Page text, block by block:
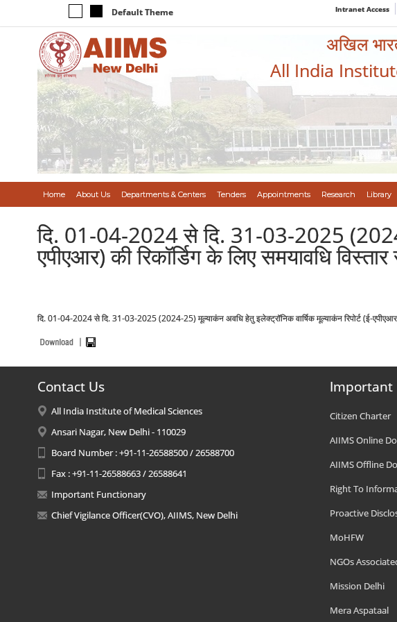
Default Theme Intranet Access
अखिल
All India
Home About Us Departments & Centers Tenders Appointments Research Library
दि. 01-04-2024 से दि. 31-03-2025 (2024-
एपीएआर) की रिकॉर्डिग के लिए समयावधि
दि. 01-04-2024 से दि. 31-03-2025 (2024-25) मूल्याकंन अवधि हेतु इलेक्ट्रॉनिक वार्षिक मूल्याकंन रिपोर्ट (ई-एपीएआर)
Contact Us
All India Institute of Medical Sciences
Ansari Nagar, New Delhi - 110029
Board Number : +91-11-26588500 / 26588700
Fax : +91-11-26588663 / 26588641
Important Functionary
Chief Vigilance Officer(CVO), AIIMS, New Delhi
Important
Citizen Charter
AIIMS Online
AIIMS Offline
Right To
Proactive
MoHFW
NGOs
Mission Delhi
Mera Aspataal